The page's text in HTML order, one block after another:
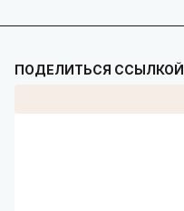
ПОДЕЛИТЬСЯ ССЫЛКОЙ